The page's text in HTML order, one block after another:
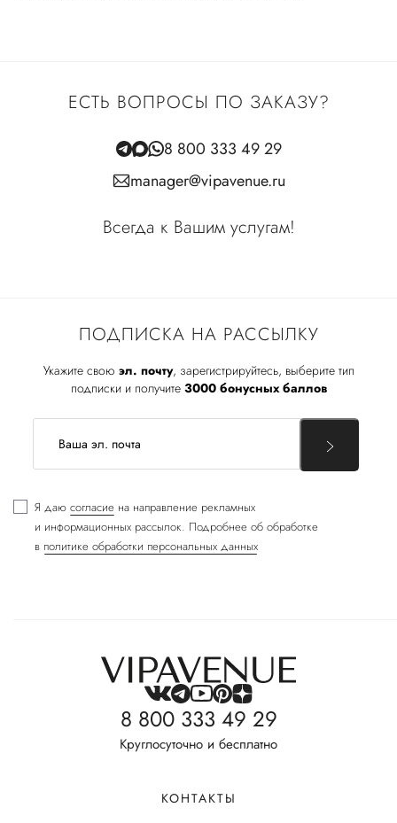
ПОДПИСКА НА РАССЫЛКУ
Укажите свою эл. почту, зарегистрируйтесь, выберите тип
подписки и получите 3000 бонусных баллов
Я даю согласие на направление рекламных
и информационных рассылок. Подробнее об обработке
в политике обработки персональных данных
ЕСТЬ ВОПРОСЫ ПО ЗАКАЗУ?
8 800 333 49 29
manager@vipavenue.ru
Всегда к Вашим услугам!
8 800 333 49 29
Круглосуточно и бесплатно
КОНТАКТЫ